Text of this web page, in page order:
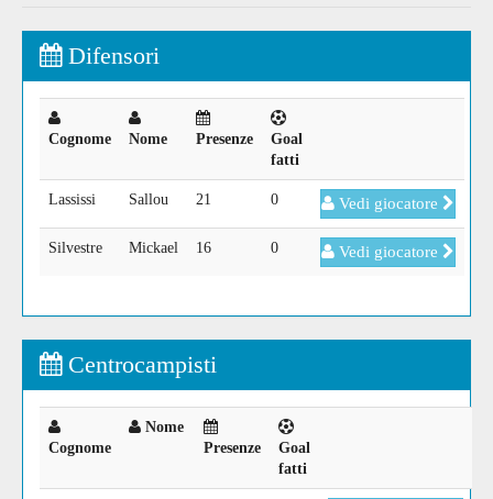
Difensori
Cognome Nome Presenze
Goal
fatti
Lassissi Sallou 21 0 Vedi giocatore
Silvestre Mickael 16 0 Vedi giocatore
Centrocampisti
Cognome
Nome
Presenze
Goal
fatti